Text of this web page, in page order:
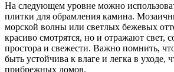
На следующем уровне можно
плитки для обрамления камина.
морской волны или светлых бежевых
красиво смотрятся, но и отражают свет,
простора и свежести. Важно помнить,
быть устойчива к влаге и легка в уходе,
прибрежных домов.